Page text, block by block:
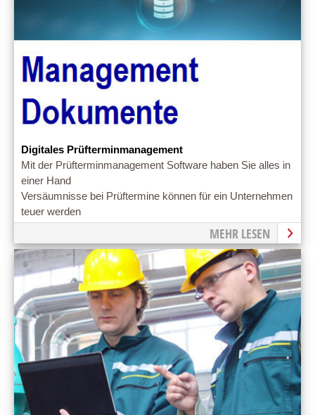
Digitales Prüfterminmanagement
Mit der Prüfterminmanagement Software haben Sie alles in
einer Hand
Versäumnisse bei Prüftermine können für ein Unternehmen
teuer werden
MEHR LESEN